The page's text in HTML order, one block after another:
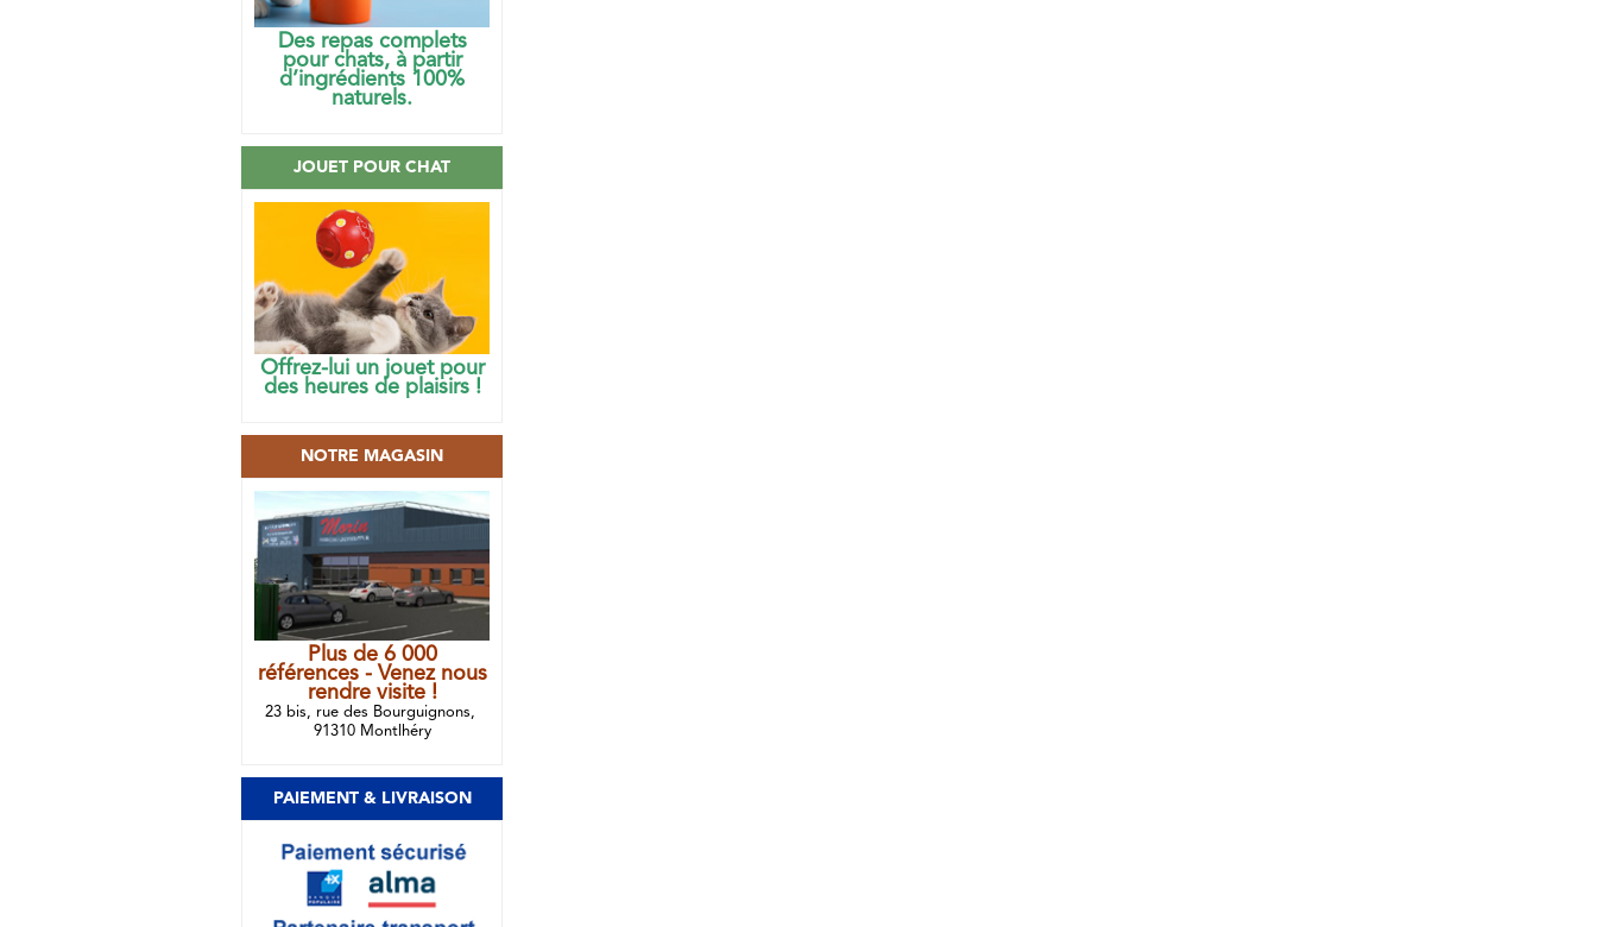
Des repas complets
pour chats, à partir
d’ingrédients 100%
naturels.
JOUET POUR CHAT
Offrez-lui un jouet pour
des heures de plaisirs !
NOTRE MAGASIN
Plus de 6 000
références - Venez nous
rendre visite !
23 bis, rue des Bourguignons,
91310 Montlhéry
PAIEMENT & LIVRAISON